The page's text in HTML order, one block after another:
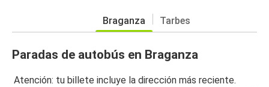
Braganza Tarbes
Paradas de autobús en Braganza
Atención: tu billete incluye la dirección más reciente.